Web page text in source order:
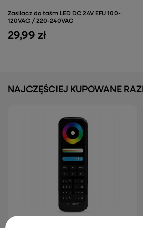
Zasilacz do taśm LED DC 24V EFU 100-
120VAC / 220-240VAC
29,99 zł
NAJCZĘŚCIEJ KUPOWANE